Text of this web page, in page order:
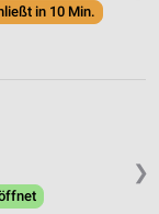
in 10 Min.
❯